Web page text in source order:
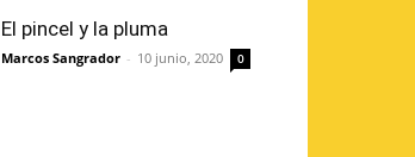
El pincel y la pluma
Marcos Sangrador - 10 junio, 2020 0